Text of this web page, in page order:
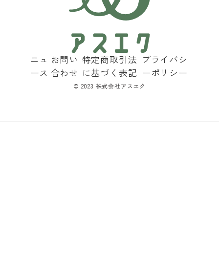
ニュ
ース
お問い
合わせ
特定商取引法
に基づく表記
プライバシ
ーポリシー
©︎ 2023 株式会社アスエク